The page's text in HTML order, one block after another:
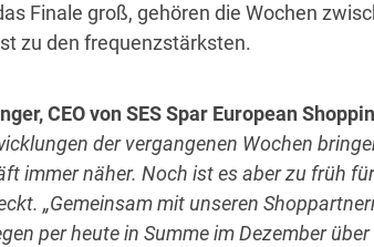
Finale groß, gehören die Wochen
zu den frequenzstärksten.
CEO von SES Spar European
der vergangenen Wochen
immer näher. Noch ist es aber zu früh für
„Gemeinsam mit unseren
per heute in Summe im Dezember